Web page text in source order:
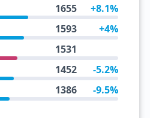
1655 +8.1%
1593 +4%
1531
1452 -5.2%
1386 -9.5%